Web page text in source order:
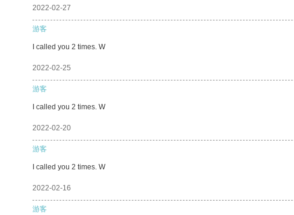
2022-02-27
游客
I called you 2 times. W
2022-02-25
游客
I called you 2 times. W
2022-02-20
游客
I called you 2 times. W
2022-02-16
游客